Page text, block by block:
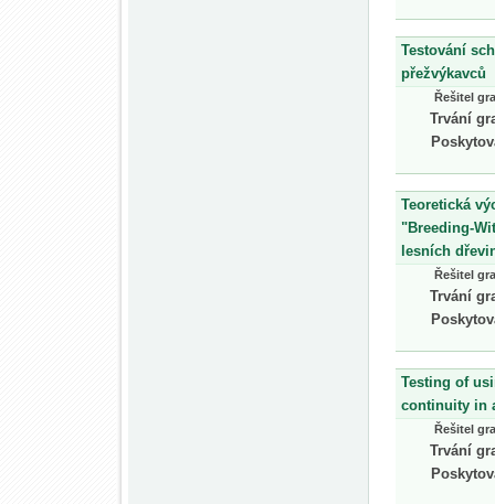
Testování
přežvýkavců
Řešitel
Trvání
Teoretická
"Breeding-
lesních
Řešitel
Trvání
Testing of
continuity in
Řešitel
Trvání